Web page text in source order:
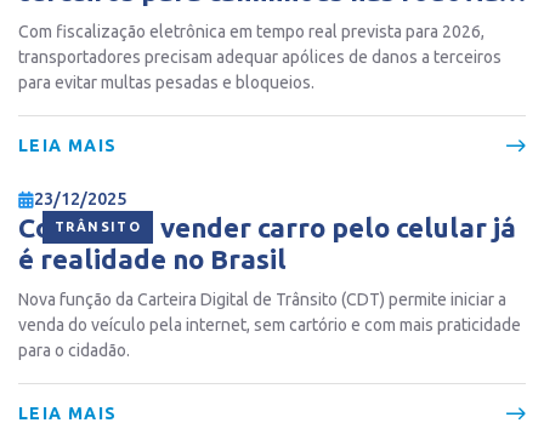
fica mais rígida
Com fiscalização eletrônica em tempo real prevista para 2026,
transportadores precisam adequar apólices de danos a terceiros
para evitar multas pesadas e bloqueios.
LEIA MAIS
TRÂNSITO
23/12/2025
Comprar e vender carro pelo celular já
é realidade no Brasil
Nova função da Carteira Digital de Trânsito (CDT) permite iniciar a
venda do veículo pela internet, sem cartório e com mais praticidade
para o cidadão.
LEIA MAIS